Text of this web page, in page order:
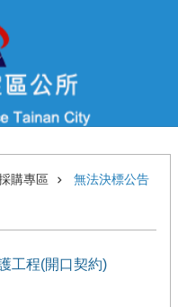
購專區 無法決標公告
工程(開口契約)